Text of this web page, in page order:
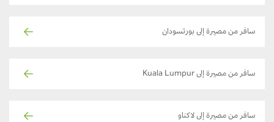
سافر من مصيرة إلى بورتسودان
سافر من مصيرة إلى Kuala Lumpur
سافر من مصيرة إلى لاكناو